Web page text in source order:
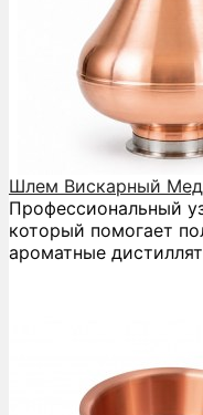
Шлем Вискарный
Профессиональный
который помогает
ароматные